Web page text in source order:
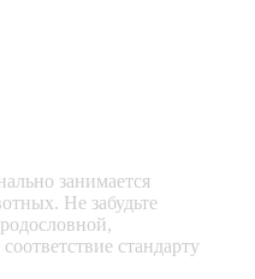
занимается
Не забудьте
стандарту